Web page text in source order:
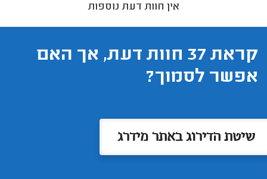
אין חוות דעת נוספות
קראת 37 חוות דעת, אך האם
אפשר לסמוך?
שיטת הדירוג באתר מידרג